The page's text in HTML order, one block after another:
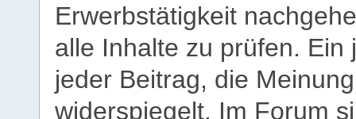
Erwerbstätigkeit
alle Inhalte zu prüfen.
jeder Beitrag, die
widerspiegelt. Im Forum